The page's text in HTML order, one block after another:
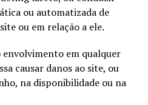
ou automatizada de
ou em relação a ele.
em qualquer
causar danos ao site, ou
na disponibilidade ou na